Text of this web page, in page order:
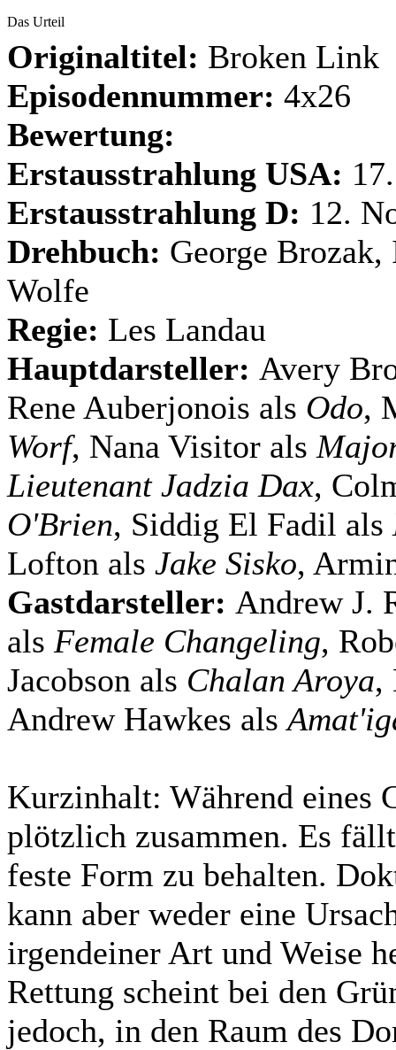
Das Urteil
Originaltitel: Broken Link
Episodennummer: 4x26
Bewertung:
Erstausstrahlung USA:
Erstausstrahlung D: 12.
Drehbuch: George
Wolfe
Regie: Les Landau
Hauptdarsteller: Avery
Rene Auberjonois als Odo,
Worf, Nana Visitor als
Lieutenant Jadzia Dax,
O'Brien, Siddig El Fadil als
Lofton als Jake Sisko,
Gastdarsteller: Andrew J.
als Female Changeling,
Jacobson als Chalan Aroya,
Andrew Hawkes als
Kurzinhalt: Während eines
plötzlich zusammen. Es
feste Form zu behalten.
kann aber weder eine
irgendeiner Art und Weise
Rettung scheint bei den
jedoch, in den Raum des